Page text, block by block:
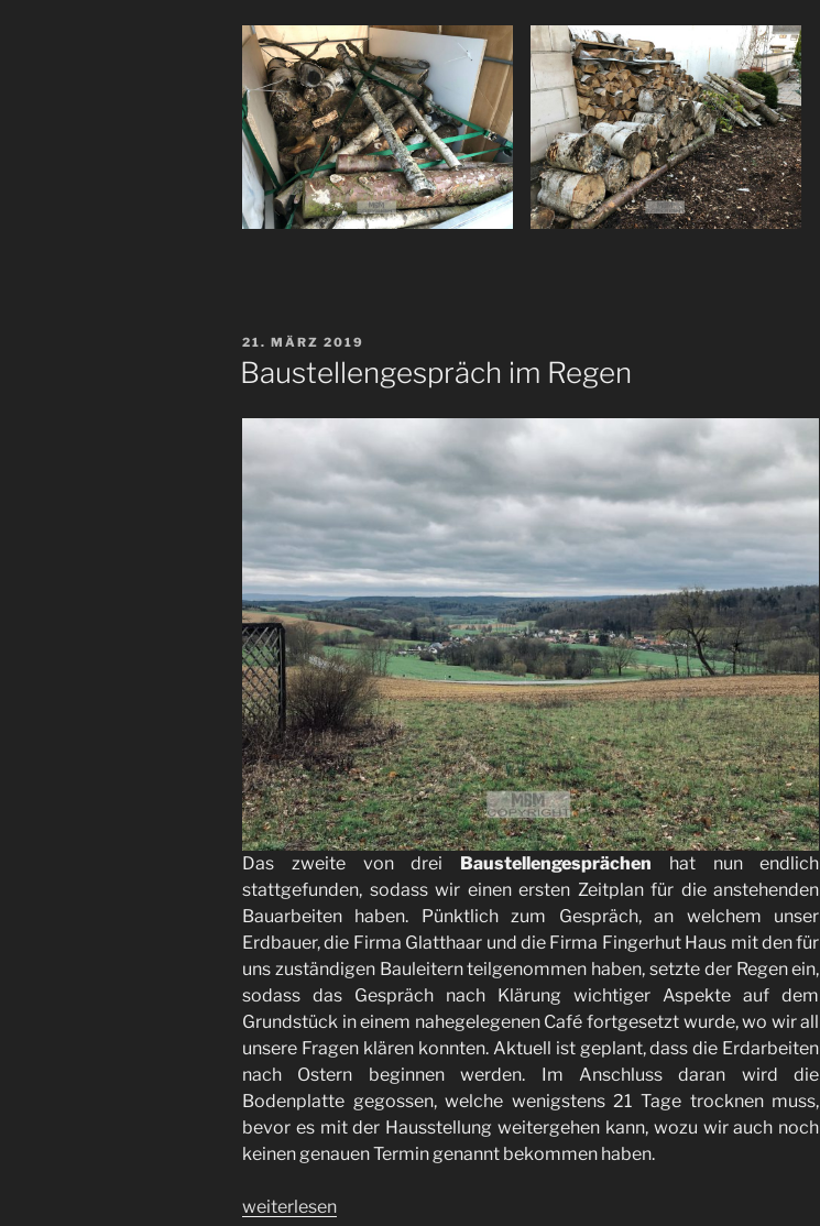
VERÖFFENTLICHT
AM
21. MÄRZ 2019
Baustellengespräch im Regen
Das zweite von drei Baustellengesprächen hat nun endlich
stattgefunden, sodass wir einen ersten Zeitplan für die anstehenden
Bauarbeiten haben. Pünktlich zum Gespräch, an welchem unser
Erdbauer, die Firma Glatthaar und die Firma Fingerhut Haus mit den für
uns zuständigen Bauleitern teilgenommen haben, setzte der Regen ein,
sodass das Gespräch nach Klärung wichtiger Aspekte auf dem
Grundstück in einem nahegelegenen Café fortgesetzt wurde, wo wir all
unsere Fragen klären konnten. Aktuell ist geplant, dass die Erdarbeiten
nach Ostern beginnen werden. Im Anschluss daran wird die
Bodenplatte gegossen, welche wenigstens 21 Tage trocknen muss,
bevor es mit der Hausstellung weitergehen kann, wozu wir auch noch
keinen genauen Termin genannt bekommen haben.
„Baustellengespräch
weiterlesen